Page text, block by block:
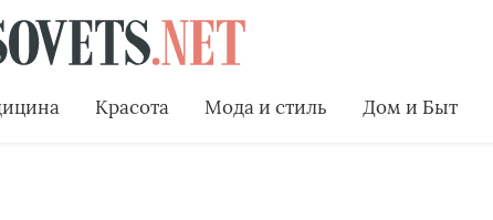
Красота Мода и стиль Дом и Быт